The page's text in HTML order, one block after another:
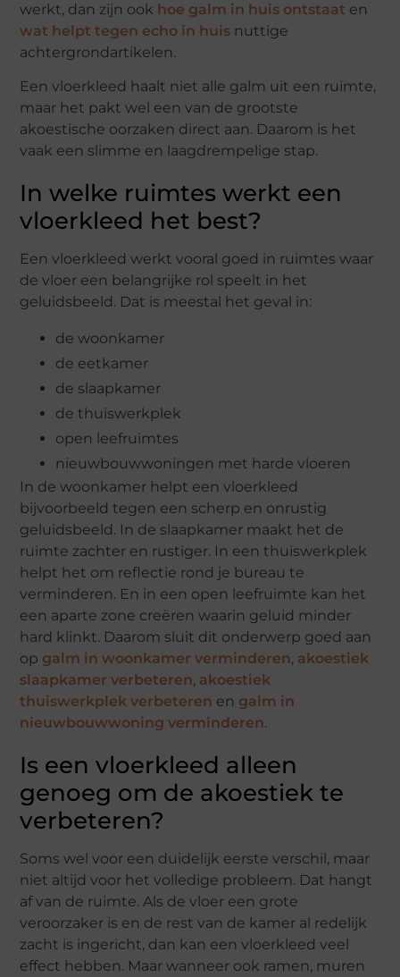
werkt, dan zijn ook hoe galm in huis ontstaat en
wat helpt tegen echo in huis nuttige
achtergrondartikelen.
Een vloerkleed haalt niet alle galm uit een ruimte,
maar het pakt wel een van de grootste
akoestische oorzaken direct aan. Daarom is het
vaak een slimme en laagdrempelige stap.
In welke ruimtes werkt een
vloerkleed het best?
Een vloerkleed werkt vooral goed in ruimtes waar
de vloer een belangrijke rol speelt in het
geluidsbeeld. Dat is meestal het geval in:
de woonkamer
de eetkamer
de slaapkamer
de thuiswerkplek
open leefruimtes
nieuwbouwwoningen met harde vloeren
In de woonkamer helpt een vloerkleed
bijvoorbeeld tegen een scherp en onrustig
geluidsbeeld. In de slaapkamer maakt het de
ruimte zachter en rustiger. In een thuiswerkplek
helpt het om reflectie rond je bureau te
verminderen. En in een open leefruimte kan het
een aparte zone creëren waarin geluid minder
hard klinkt. Daarom sluit dit onderwerp goed aan
op galm in woonkamer verminderen, akoestiek
slaapkamer verbeteren, akoestiek
thuiswerkplek verbeteren en galm in
nieuwbouwwoning verminderen.
Is een vloerkleed alleen
genoeg om de akoestiek te
verbeteren?
Soms wel voor een duidelijk eerste verschil, maar
niet altijd voor het volledige probleem. Dat hangt
af van de ruimte. Als de vloer een grote
veroorzaker is en de rest van de kamer al redelijk
zacht is ingericht, dan kan een vloerkleed veel
effect hebben. Maar wanneer ook ramen, muren